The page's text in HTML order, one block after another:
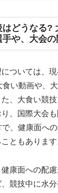
どうなる?
や、大会
ついては、
い動画や、
、大食い競
、国際大会
で、健康面へ
ともあります
康面への配
競技中に水分